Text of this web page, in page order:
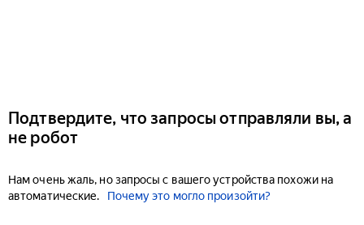
Подтвердите, что запросы отправляли вы, а
не робот
Нам очень жаль, но запросы с вашего устройства похожи на
автоматические.
Почему это могло произойти?